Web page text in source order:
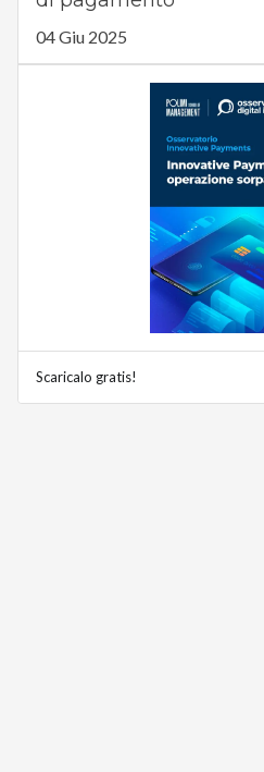
04 Giu 2025
Scaricalo gratis!